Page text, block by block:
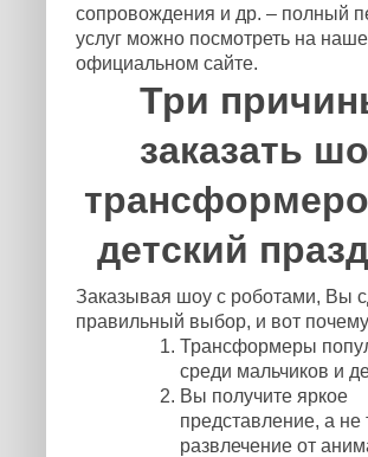
сопровождения и др. – полный
услуг можно посмотреть на
официальном сайте.
Три
заказать
детский
Заказывая шоу с роботами, Вы
правильный выбор, и вот
Трансформеры
среди мальчиков и
Вы получите яркое
представление, а не
развлечение от